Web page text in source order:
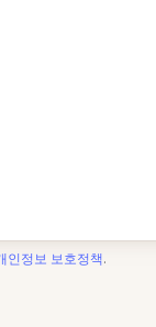
인정보 보호정책.